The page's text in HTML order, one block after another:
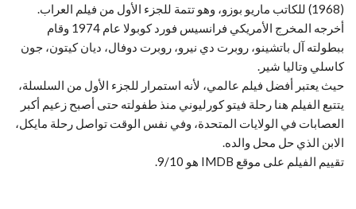
(1968) للكاتب ماريو بوزو، وهو تتمة للجزء الأول من فيلم العراب.
أخرجه المخرج الأمريكي فرانسيس فورد كوبولا عام 1974 وقام
ببطولته آل باتشينو، روبرت دي نيرو، روبرت دوفال، ديان كيتون، جون
كاسلي وتاليا شير.
حيث يعتبر أفضل فيلم عالمي، لأنه استمرار للجزء الأول من السلسلة،
يتتبع الفيلم هنا رحلة فيتو كورليوني منذ طفولته حتى أصبح زعيم أكبر
العصابات في الولايات المتحدة، وفي نفس الوقت تواصل رحلة مايكل،
الابن الذي حل محل والده.
تقييم الفيلم على موقع IMDB هو 9/10.